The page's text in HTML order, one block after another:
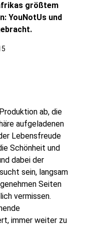
größtem
YouNotUs und
ab, die
aufgeladenen
Lebensfreude
Schönheit und
dabei der
sein, langsam
Seiten
vermissen.
immer weiter zu